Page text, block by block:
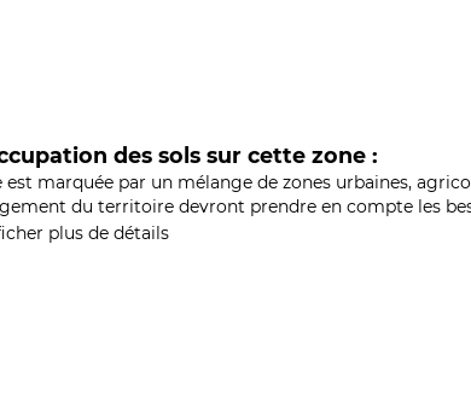
des sols sur cette zone :
marquée par un mélange de zones urbaines,
du territoire devront prendre en compte les
plus de détails